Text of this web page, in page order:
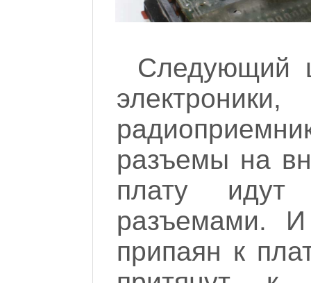
Следующий
разъемы на
плату
разъемами.
припаян к